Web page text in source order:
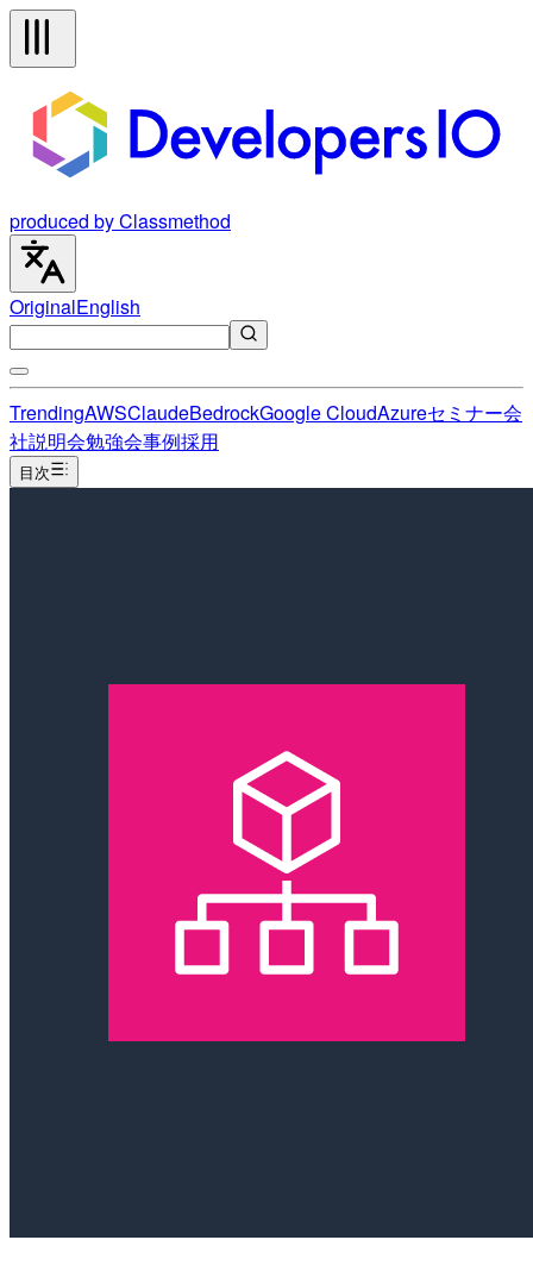
produced by Classmethod
OriginalEnglish
TrendingAWSClaudeBedrockGoogle CloudAzureセミナー会
社説明会勉強会事例採用
目次